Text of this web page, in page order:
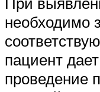
необходимо
пациент
проведение